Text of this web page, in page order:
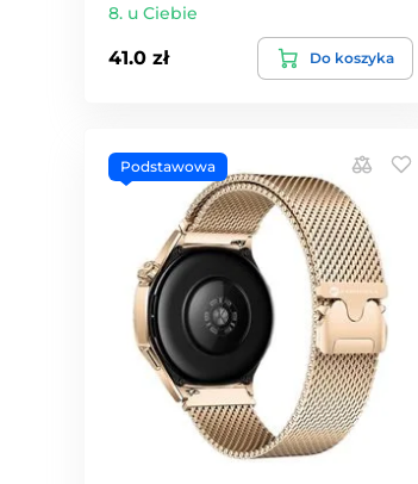
8. u Ciebie
41.0 zł Do koszyka
Podstawowa